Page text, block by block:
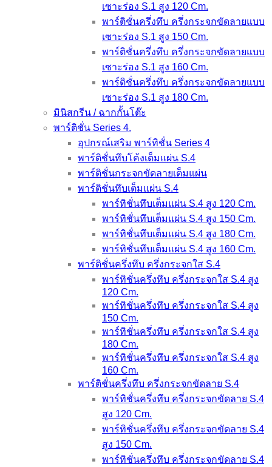
เซาะร่อง S.1 สูง 120 Cm.
พาร์ติชั่นครึ่งทึบ ครึ่งกระจกขัดลายแบบ
เซาะร่อง S.1 สูง 150 Cm.
พาร์ติชั่นครึ่งทึบ ครึ่งกระจกขัดลายแบบ
เซาะร่อง S.1 สูง 160 Cm.
พาร์ติชั่นครึ่งทึบ ครึ่งกระจกขัดลายแบบ
เซาะร่อง S.1 สูง 180 Cm.
มินิสกรีน / ฉากกั้นโต๊ะ
พาร์ติชั่น Series 4.
อุปกรณ์เสริม พาร์ทิชั่น Series 4
พาร์ติชั่นทึบโค้งเต็มแผ่น S.4
พาร์ติชั่นกระจกขัดลายเต็มแผ่น
พาร์ติชั่นทึบเต็มแผ่น S.4
พาร์ทิชั่นทึบเต็มแผ่น S.4 สูง 120 Cm.
พาร์ทิชั่นทึบเต็มแผ่น S.4 สูง 150 Cm.
พาร์ทิชั่นทึบเต็มแผ่น S.4 สูง 180 Cm.
พาร์ทิชั่นทึบเต็มแผ่น S.4 สูง 160 Cm.
พาร์ติชั่นครึ่งทึบ ครึ่งกระจกใส S.4
พาร์ทิชั่นครึ่งทึบ ครึ่งกระจกใส S.4 สูง
120 Cm.
พาร์ทิชั่นครึ่งทึบ ครึ่งกระจกใส S.4 สูง
150 Cm.
พาร์ทิชั่นครึ่งทึบ ครึ่งกระจกใส S.4 สูง
180 Cm.
พาร์ทิชั่นครึ่งทึบ ครึ่งกระจกใส S.4 สูง
160 Cm.
พาร์ติชั่นครึ่งทึบ ครึ่งกระจกขัดลาย S.4
พาร์ทิชั่นครึ่งทึบ ครึ่งกระจกขัดลาย S.4
สูง 120 Cm.
พาร์ทิชั่นครึ่งทึบ ครึ่งกระจกขัดลาย S.4
สูง 150 Cm.
พาร์ทิชั่นครึ่งทึบ ครึ่งกระจกขัดลาย S.4